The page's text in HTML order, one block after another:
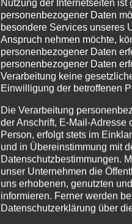
Nutzung der Internetseiten
personenbezogener Daten
besondere Services unseres
Anspruch nehmen möchte,
personenbezogener Daten
personenbezogener Daten
Verarbeitung keine
Einwilligung der betroffenen
Die Verarbeitung
der Anschrift, E-Mail-Adresse
Person, erfolgt stets im
und in Übereinstimmung mit
Datenschutzbestimmungen.
unser Unternehmen die
uns erhobenen, genutzten
informieren. Ferner werden
Datenschutzerklärung über